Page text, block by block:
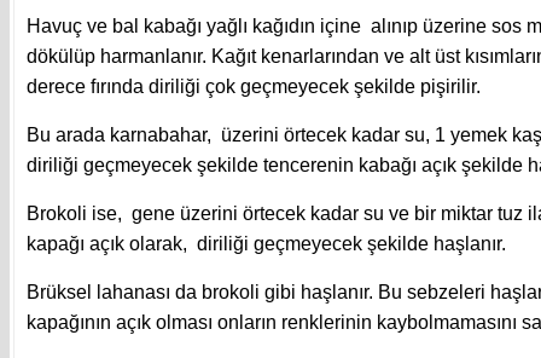
Havuç ve bal kabağı yağlı kağıdın içine alınıp üzerine sos
dökülüp harmanlanır. Kağıt kenarlarından ve alt üst
derece fırında diriliği çok geçmeyecek şekilde pişirilir.
Bu arada karnabahar, üzerini örtecek kadar su, 1 yemek
diriliği geçmeyecek şekilde tencerenin kabağı açık şekilde
Brokoli ise, gene üzerini örtecek kadar su ve bir miktar tuz
kapağı açık olarak, diriliği geçmeyecek şekilde haşlanır.
Brüksel lahanası da brokoli gibi haşlanır. Bu sebzeleri
kapağının açık olması onların renklerinin kaybolmamasını